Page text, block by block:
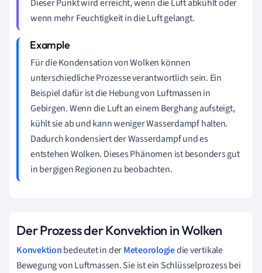
Dieser Punkt wird erreicht, wenn die Luft abkühlt oder
wenn mehr Feuchtigkeit in die Luft gelangt.
Für die Kondensation von Wolken können
unterschiedliche Prozesse verantwortlich sein. Ein
Beispiel dafür ist die Hebung von Luftmassen in
Gebirgen. Wenn die Luft an einem Berghang aufsteigt,
kühlt sie ab und kann weniger Wasserdampf halten.
Dadurch kondensiert der Wasserdampf und es
entstehen Wolken. Dieses Phänomen ist besonders gut
in bergigen Regionen zu beobachten.
Der Prozess der Konvektion in Wolken
Konvektionbedeutet in derMeteorologiedie vertikale
Bewegung von Luftmassen. Sie ist ein Schlüsselprozess bei